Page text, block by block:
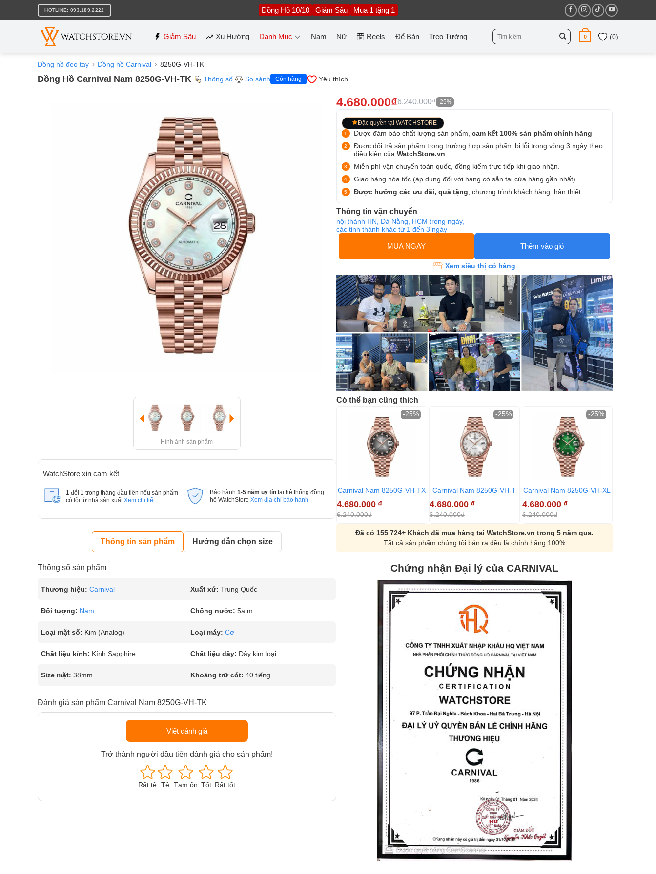
nội
HOTLINE: 093.189.2222 Đồng Hồ 10/10 Giảm Sâu Mua 1 tặng 1
Giảm Sâu Xu Hướng Danh Mục Nam Nữ Reels Để Bàn Treo Tường
Tìm
kiếm:
0 (0)
Đồng hồ đeo tay Đồng hồ Carnival 8250G-VH-TK
Đồng Hồ Carnival Nam 8250G-VH-TK Thông số So sánh Còn hàng Yêu thích
Hình ảnh sản phẩm
WatchStore xin cam kết
1 đổi 1 trong tháng đầu tiên nếu sản phẩm
có lỗi từ nhà sản xuất. Xem chi tiết
Bảo hành 1-5 năm uy tín tại hệ thống đồng
hồ WatchStore Xem địa chỉ bảo hành
Thông tin sản phẩm Hướng dẫn chọn size
Thông số sản phẩm
Thương hiệu: Carnival Xuất xứ: Trung Quốc
Đối tượng: Nam Chống nước: 5atm
Loại mặt số: Kim (Analog) Loại máy: Cơ
Chất liệu kính: Kính Sapphire Chất liệu dây: Dây kim loại
Size mặt: 38mm Khoảng trữ cót: 40 tiếng
Đánh giá sản phẩm Carnival Nam 8250G-VH-TK
Viết đánh giá
Trở thành người đầu tiên đánh giá cho sản phẩm!
Rất tệ Tệ Tạm ổn Tốt Rất tốt
4.680.000₫6.240.000₫ -25%
Đặc quyền tại WATCHSTORE
Được đảm bảo chất lượng sản phẩm, cam kết 100% sản phẩm chính hãng
Được đổi trả sản phẩm trong trường hợp sản phẩm bị lỗi trong vòng 3 ngày theo
điều kiện của WatchStore.vn
Miễn phí vận chuyển toàn quốc, đồng kiểm trực tiếp khi giao nhận.
Giao hàng hỏa tốc (áp dụng đối với hàng có sẵn tại cửa hàng gần nhất)
Được hưởng các ưu đãi, quà tặng , chương trình khách hàng thân thiết.
Thông tin vận chuyển
nội thành HN, Đà Nẵng, HCM trong ngày,
các tỉnh thành khác từ 1 đến 3 ngày
MUA NGAY Thêm vào giỏ
Xem siêu thị có hàng
Có thể bạn cũng thích
Carnival Nam 8250G-VH-TX
4.680.000 ₫
6.240.000đ
-25%
Carnival Nam 8250G-VH-T
4.680.000 ₫
6.240.000đ
-25%
Carnival Nam 8250G-VH-XL
4.680.000 ₫
6.240.000đ
-25%
Đã có 155,724+ Khách đã mua hàng tại WatchStore.vn trong 5 năm qua.
Tất cả sản phẩm chúng tôi bán ra đều là chính hãng 100%
Chứng nhận Đại lý của CARNIVAL